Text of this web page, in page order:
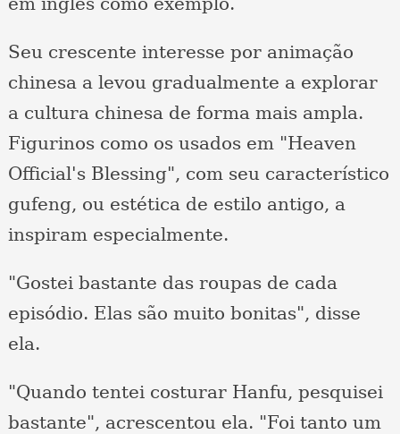
Seu crescente interesse por animação
chinesa a levou gradualmente a explorar
a cultura chinesa de forma mais ampla.
Figurinos como os usados ​​em "Heaven
Official's Blessing", com seu característico
gufeng, ou estética de estilo antigo, a
inspiram especialmente.
"Gostei bastante das roupas de cada
episódio. Elas são muito bonitas", disse
ela.
"Quando tentei costurar Hanfu, pesquisei
bastante", acrescentou ela. "Foi tanto um